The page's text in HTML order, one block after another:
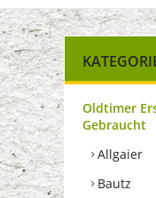
Oldtimer
Gebraucht
Allgaier
Bautz